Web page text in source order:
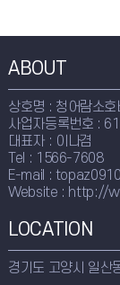
ABOUT
상호명 : 청어람소
사업자등록번호 :
대표자 : 이나겸
Tel : 1566-7608
E-mail :
Website : http://
LOCATION
경기도 고양시 일